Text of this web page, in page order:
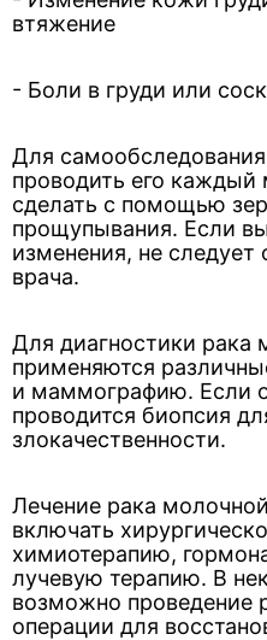
втяжение
- Боли в груди или
Для
проводить его
сделать с помощью
прощупывания. Если
изменения, не
врача.
Для диагностики рака
применяются
и маммографию. Если
проводится биопсия
злокачественности.
Лечение рака
включать
химиотерапию,
лучевую терапию. В
возможно проведение
операции для